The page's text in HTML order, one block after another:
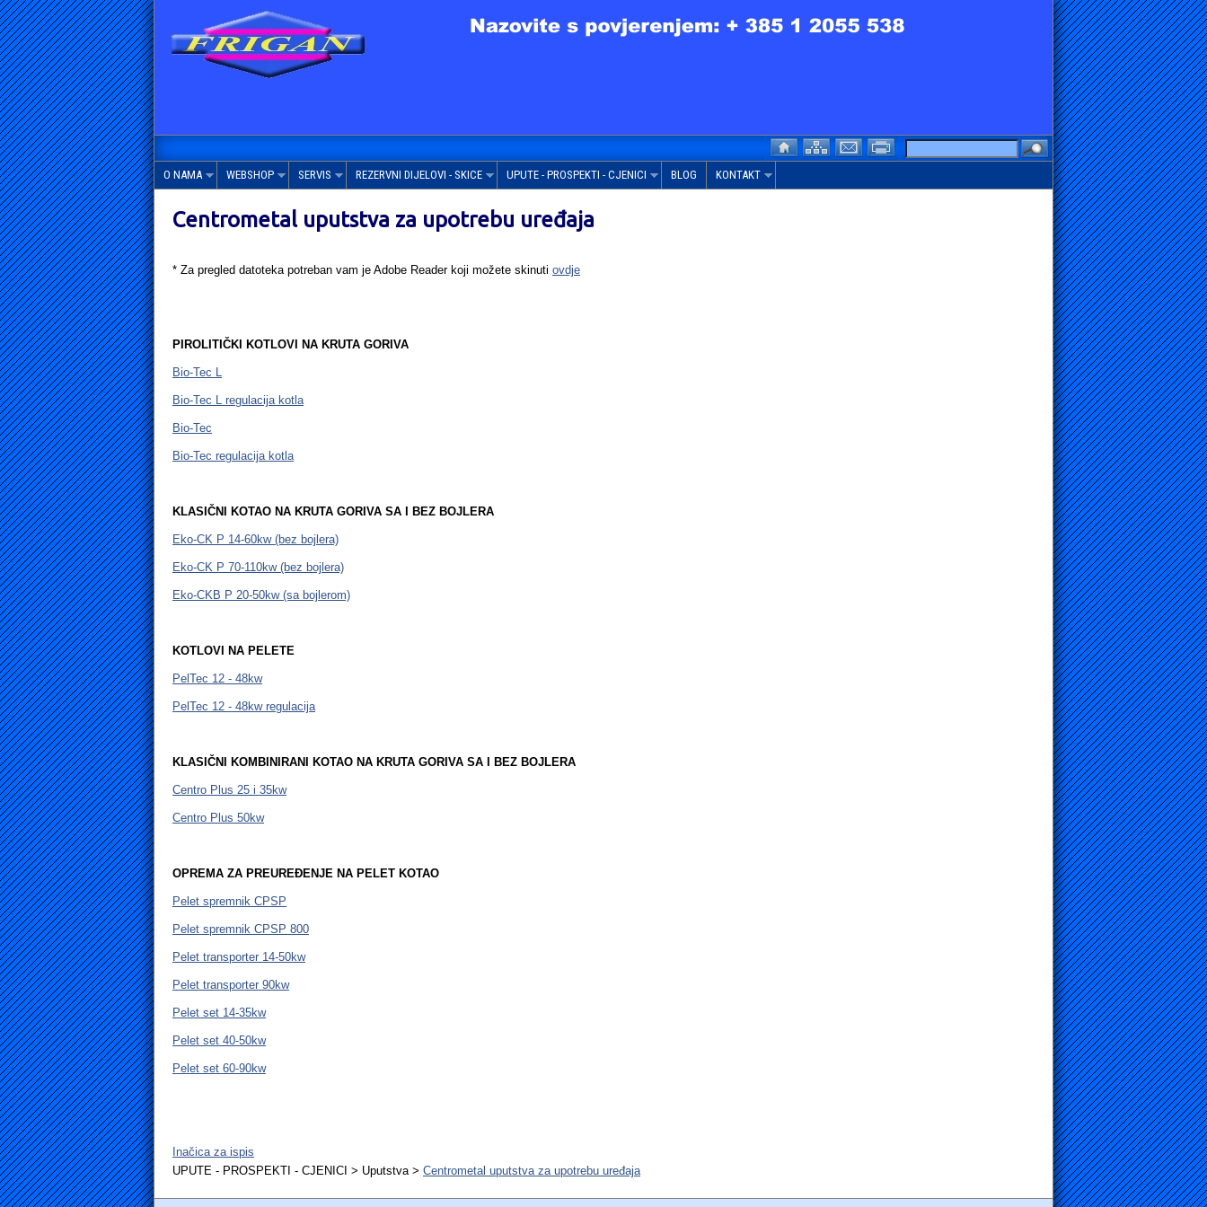
O NAMA WEBSHOP SERVIS REZERVNI DIJELOVI - SKICE UPUTE - PROSPEKTI - CJENICI BLOG KONTAKT
Centrometal uputstva za upotrebu uređaja
* Za pregled datoteka potreban vam je Adobe Reader koji možete skinuti ovdje
PIROLITIČKI KOTLOVI NA KRUTA GORIVA
Bio-Tec L
Bio-Tec L regulacija kotla
Bio-Tec
Bio-Tec regulacija kotla
KLASIČNI KOTAO NA KRUTA GORIVA SA I BEZ BOJLERA
Eko-CK P 14-60kw (bez bojlera)
Eko-CK P 70-110kw (bez bojlera)
Eko-CKB P 20-50kw (sa bojlerom)
KOTLOVI NA PELETE
PelTec 12 - 48kw
PelTec 12 - 48kw regulacija
KLASIČNI KOMBINIRANI KOTAO NA KRUTA GORIVA SA I BEZ BOJLERA
Centro Plus 25 i 35kw
Centro Plus 50kw
OPREMA ZA PREUREĐENJE NA PELET KOTAO
Pelet spremnik CPSP
Pelet spremnik CPSP 800
Pelet transporter 14-50kw
Pelet transporter 90kw
Pelet set 14-35kw
Pelet set 40-50kw
Pelet set 60-90kw
Inačica za ispis
UPUTE - PROSPEKTI - CJENICI > Uputstva > Centrometal uputstva za upotrebu uređaja